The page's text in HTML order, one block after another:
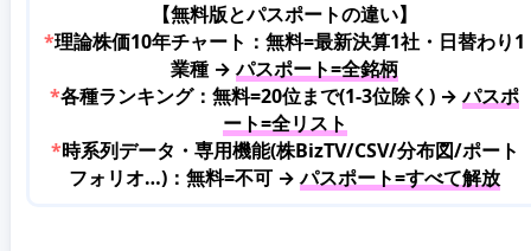
【無料版とパスポートの違い】
*理論株価10年チャート：無料=最新決算1社・日替わり1
業種 →パスポート=全銘柄
*各種ランキング：無料=20位まで(1-3位除く) →パスポ
ート=全リスト
*時系列データ・専用機能(株BizTV/CSV/分布図/ポート
フォリオ…)：無料=不可 →パスポート=すべて解放